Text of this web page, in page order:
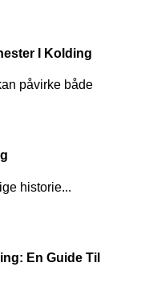
I Kolding
påvirke både
historie...
En Guide Til